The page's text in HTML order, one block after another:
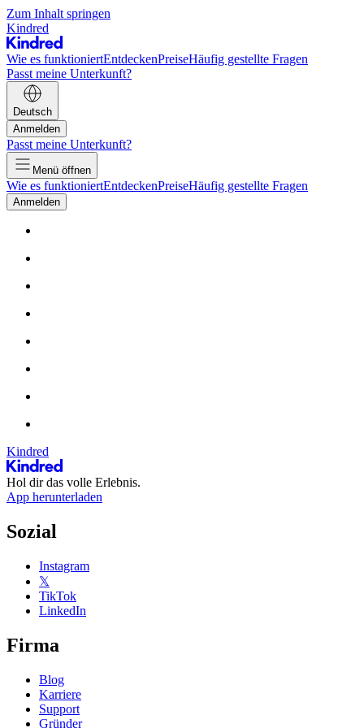
Zum Inhalt springen
Kindred
Wie es funktioniertEntdeckenPreiseHäufig gestellte Fragen
Passt meine Unterkunft?
Deutsch
Anmelden
Passt meine Unterkunft?
Menü öffnen
Wie es funktioniertEntdeckenPreiseHäufig gestellte Fragen
Anmelden
Kindred
Hol dir das volle Erlebnis.
App herunterladen
Sozial
Instagram
𝕏
TikTok
LinkedIn
Firma
Blog
Karriere
Support
Gründer